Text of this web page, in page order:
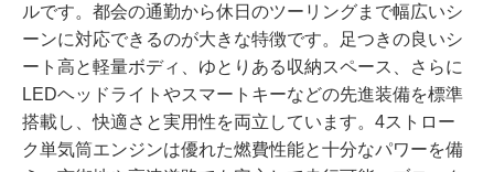
ルです。都会の通勤から休日のツーリングまで幅広いシ
ーンに対応できるのが大きな特徴です。足つきの良いシ
ート高と軽量ボディ、ゆとりある収納スペース、さらに
LEDヘッドライトやスマートキーなどの先進装備を標準
搭載し、快適さと実用性を両立しています。4ストロー
ク単気筒エンジンは優れた燃費性能と十分なパワーを備